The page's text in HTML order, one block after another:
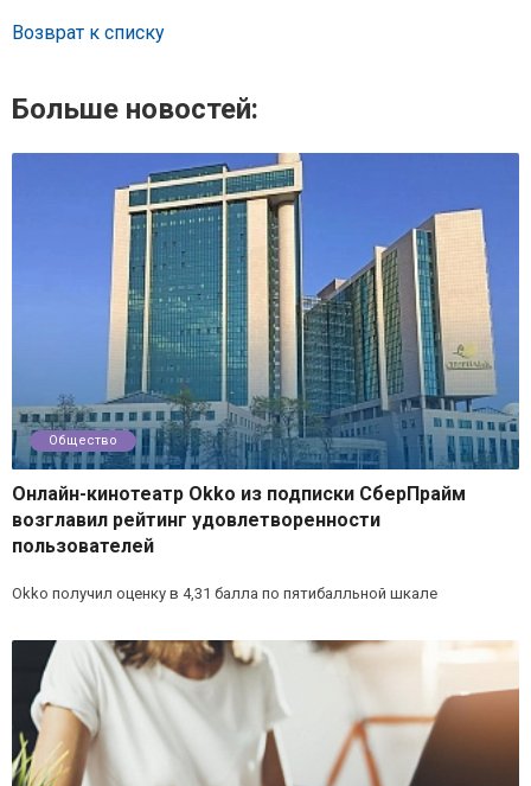
Возврат к списку
Больше новостей:
Общество
Онлайн-кинотеатр Okko из подписки СберПрайм
возглавил рейтинг удовлетворенности
пользователей
Okko получил оценку в 4,31 балла по пятибалльной шкале